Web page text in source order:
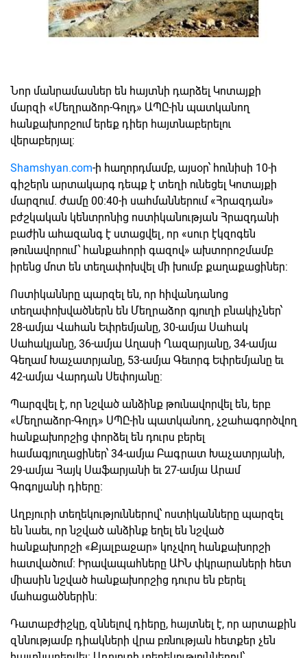
Նոր մանրամասներ են հայտնի դարձել Կոտայքի
մարզի «Մեղրաձոր-Գոլդ» ԱՊԸ-ին պատկանող
հանքախորշում երեք դիեր հայտնաբերելու
վերաբերյալ:
Shamshyan.com-ի հաղորդմամբ, այսօր՝ հունիսի 10-ի
գիշերն արտակարգ դեպք է տեղի ունեցել Կոտայքի
մարզում. ժամը 00։40-ի սահմաններում «Հրազդան»
բժշկական կենտրոնից ոստիկանության Հրազդանի
բաժին ահազանգ է ստացվել, որ «սուր էկզոգեն
թունավորում՝ հանքահորի գազով» ախտորոշմամբ
իրենց մոտ են տեղափոխվել մի խումբ քաղաքացիներ։
Ոստիկաննրը պարզել են, որ հիվանդանոց
տեղափոխվածներն են Մեղրաձոր գյուղի բնակիչներ՝
28-ամյա Վահան Եփրեմյանը, 30-ամյա Սահակ
Սահակյանը, 36-ամյա Աղասի Ղազարյանը, 34-ամյա
Գեղամ Խաչատրյանը, 53-ամյա Գեւորգ Եփրեմյանը եւ
42-ամյա Վարդան Սեփոյանը։
Պարզվել է, որ նշված անձինք թունավորվել են, երբ
«Մեղրաձոր-Գոլդ» ՍՊԸ-ին պատկանող, չշահագործվող
հանքախորշից փորձել են դուրս բերել
համագյուղացիներ՝ 34-ամյա Բագրատ Խաչատրյանի,
29-ամյա Հայկ Սաֆարյանի եւ 27-ամյա Արամ
Գոգոլյանի դիերը։
Աղբյուրի տեղեկություններով՝ ոստիկանները պարզել
են նաեւ, որ նշված անձինք եղել են նշված
հանքախորշի «Քյալբաջար» կոչվող հանքախորշի
հատվածում։ Իրավապահները ԱԻՆ փկրարաների հետ
միասին նշված հանքախորշից դուրս են բերել
մահացածներին։
Դատաբժիշկը, զննելով դիերը, հայտնել է, որ արտաքին
զննությամբ դիակների վրա բռնության հետքեր չեն